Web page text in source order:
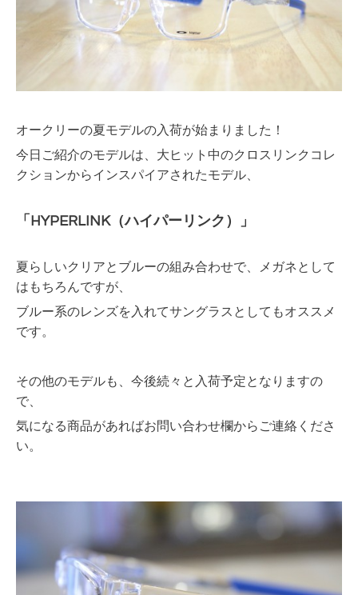
オークリーの夏モデルの入荷が始まりました！
今日ご紹介のモデルは、大ヒット中のクロスリンクコレ
クションからインスパイアされたモデル、
「HYPERLINK（ハイパーリンク）」
夏らしいクリアとブルーの組み合わせで、メガネとして
はもちろんですが、
ブルー系のレンズを入れてサングラスとしてもオススメ
です。
その他のモデルも、今後続々と入荷予定となりますの
で、
気になる商品があればお問い合わせ欄からご連絡くださ
い。